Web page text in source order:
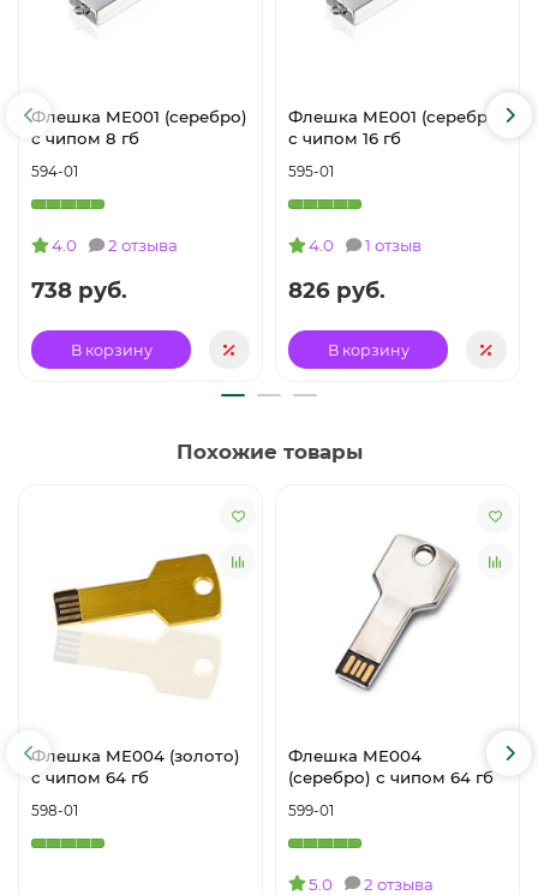
Флешка ME001 (серебро)
с чипом 8 гб
594-01
4.0 2 отзыва
738 руб.
В корзину
Флешка ME001 (серебро)
с чипом 16 гб
595-01
4.0 1 отзыв
826 руб.
В корзину
Похожие товары
Флешка ME004 (золото)
с чипом 64 гб
598-01
Флешка ME004
(серебро) с чипом 64 гб
599-01
5.0 2 отзыва